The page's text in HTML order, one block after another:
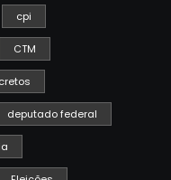
cpi
CTM
deputado federal